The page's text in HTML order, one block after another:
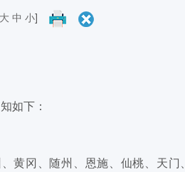
大 中 小]
如下：
黄冈、随州、恩施、仙桃、天门、